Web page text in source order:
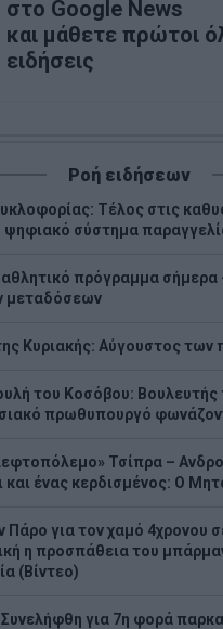
στο Google News
και μάθετε πρώτοι
ειδήσεις
Ροή ειδήσεων
Τέλος στις
ψηφιακό σύστημα
πρόγραμμα σήμερα
μεταδόσεων
Κυριακής: Αύγουστος των
του Κοσόβου: Βουλευτής
πρωθυπουργό
Τσίπρα –
και ένας κερδισμένος: Ο
Πάρο για τον χαμό 4χρονου
η προσπάθεια του
(Βίντεο)
για 7η φορά